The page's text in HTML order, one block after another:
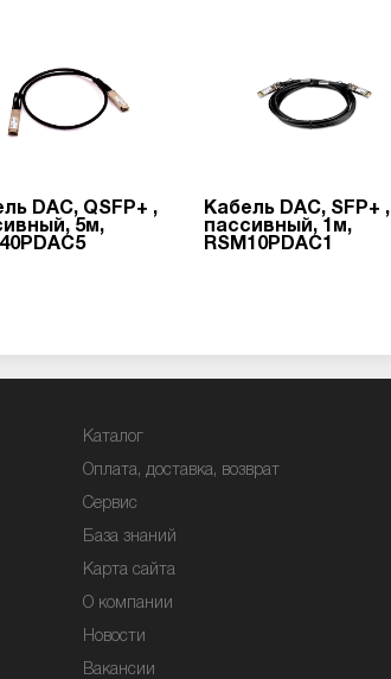
DAC, QSFP+ ,
5м,
Кабель DAC, SFP+ ,
пассивный, 1м,
RSM10PDAC1
Каталог
Оплата, доставка, возврат
Сервис
База знаний
Карта сайта
О компании
Новости
Вакансии